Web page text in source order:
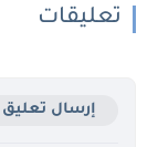
تعليقات
إرسال تعليق